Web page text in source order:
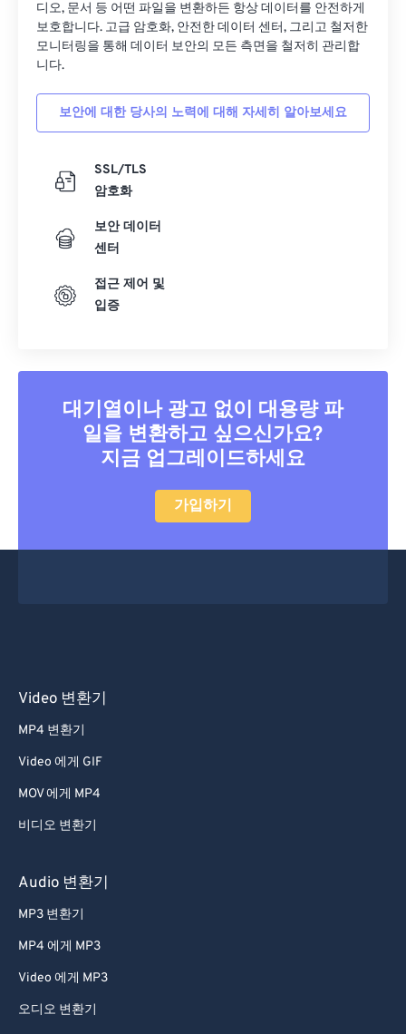
디오, 문서 등 어떤 파일을 변환하든 항상 데이터를 안전하게
보호합니다. 고급 암호화, 안전한 데이터 센터, 그리고 철저한
모니터링을 통해 데이터 보안의 모든 측면을 철저히 관리합
니다.
보안에 대한 당사의 노력에 대해 자세히 알아보세요
SSL/TLS
암호화
보안 데이터
센터
접근 제어 및
입증
대기열이나 광고 없이 대용량 파
일을 변환하고 싶으신가요?
지금 업그레이드하세요
가입하기
Video 변환기
MP4 변환기
Video 에게 GIF
MOV 에게 MP4
비디오 변환기
Audio 변환기
MP3 변환기
MP4 에게 MP3
Video 에게 MP3
오디오 변환기